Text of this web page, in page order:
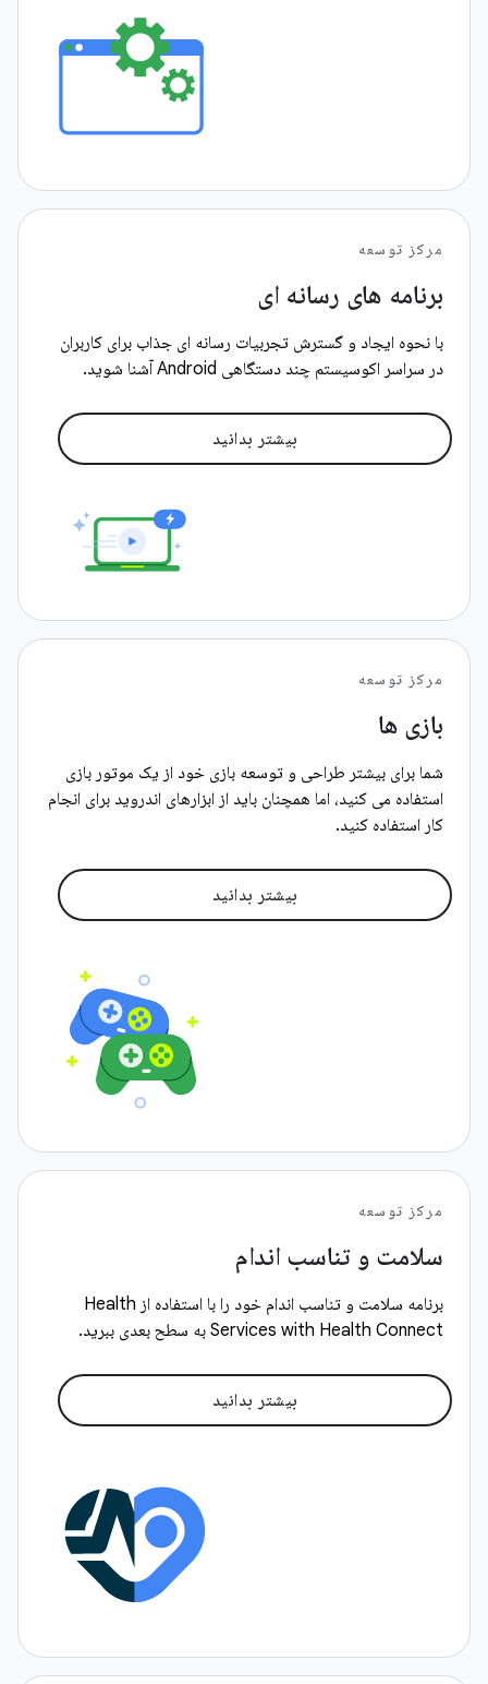
مرکز توسعه
برنامه های رسانه ای
با نحوه ایجاد و گسترش تجربیات رسانه ای جذاب برای کاربران
در سراسر اکوسیستم چند دستگاهی Android آشنا شوید.
بیشتر بدانید
مرکز توسعه
بازی ها
شما برای بیشتر طراحی و توسعه بازی خود از یک موتور بازی
استفاده می کنید، اما همچنان باید از ابزارهای اندروید برای انجام
کار استفاده کنید.
بیشتر بدانید
مرکز توسعه
سلامت و تناسب اندام
برنامه سلامت و تناسب اندام خود را با استفاده از Health
Services with Health Connect به سطح بعدی ببرید.
بیشتر بدانید